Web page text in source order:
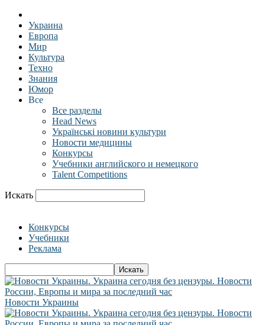
Украина
Европа
Мир
Культура
Техно
Знания
Юмор
Все
Все разделы
Head News
Українські новини культури
Новости медицины
Конкурсы
Учебники английского и немецкого
Talent Competitions
Искать
Конкурсы
Учебники
Реклама
Новости Украины